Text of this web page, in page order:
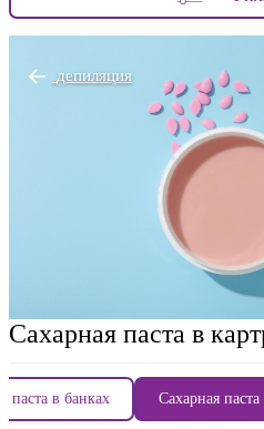
депиляция
Сахарная паста в
паста в банках Сахарная